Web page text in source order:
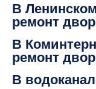
В
ремонт
В
ремонт
В